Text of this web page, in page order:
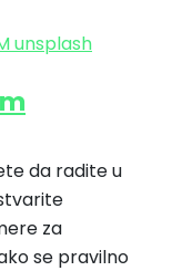
da radite u
za
se pravilno